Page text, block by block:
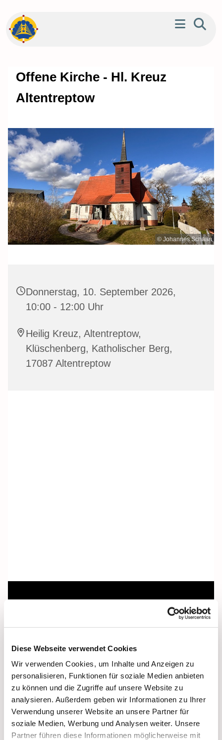
Diese Webseite verwendet Cookies
Wir verwenden Cookies, um Inhalte und Anzeigen zu
personalisieren, Funktionen für soziale Medien anbieten
zu können und die Zugriffe auf unsere Website zu
analysieren. Außerdem geben wir Informationen zu Ihrer
Verwendung unserer Website an unsere Partner für
soziale Medien, Werbung und Analysen weiter. Unsere
Partner führen diese Informationen möglicherweise mit
Offene Kirche - Hl. Kreuz
Altentreptow
© Johannes Schaan
Donnerstag, 10. September 2026,
10:00 - 12:00 Uhr
Heilig Kreuz, Altentreptow,
Klüschenberg, Katholischer Berg,
17087 Altentreptow
Dies könnte Sie auch
interessieren